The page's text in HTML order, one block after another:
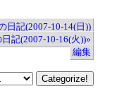
日記(2007-10-14(日))
記(2007-10-16(火))»
編集